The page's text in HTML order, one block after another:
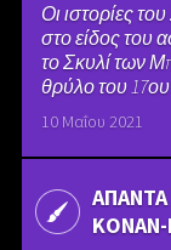
Οι ιστορίες
στο είδος του
το Σκυλί των
θρύλο του 17ου
10 Μαΐου 2021
ΚΟΝΑΝ-